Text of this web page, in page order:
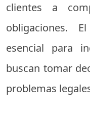
clientes a
obligaciones.
esencial para
buscan tomar
problemas